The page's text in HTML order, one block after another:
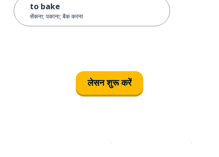
to bake
सेंकना; पकाना; बैक करना
लेसन शुरू करें
इस पर डाउनलोड करें ऐप स्टोरइसे चालू